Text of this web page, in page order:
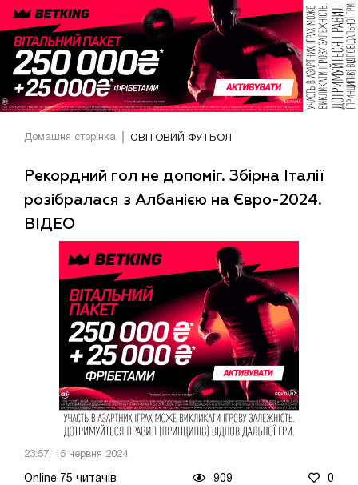
Домашня сторінка СВІТОВИЙ ФУТБОЛ
Рекордний гол не допоміг. Збірна Італії
розібралася з Албанією на Євро-2024.
ВІДЕО
23:57, 15 червня 2024
Online 75 читачів 909 0